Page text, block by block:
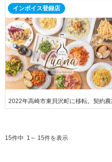
インボイス登録店
2022年高崎市東貝沢町に移転。契約
15件中 1～ 15件を表示